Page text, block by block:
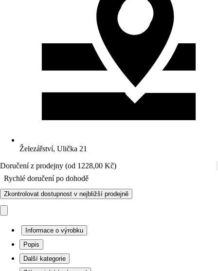
Železářství, Ulička 21
Doručení z prodejny (od 1228,00 Kč)
Rychlé doručení po dohodě
Zkontrolovat dostupnost v nejbližší prodejně
Informace o výrobku
Popis
Další kategorie